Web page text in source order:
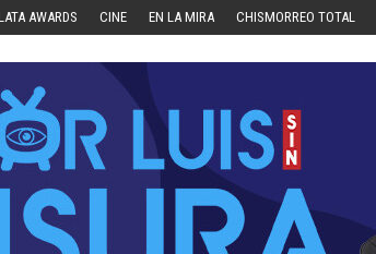
AWARDS CINE EN LA MIRA CHISMORREO TOTAL